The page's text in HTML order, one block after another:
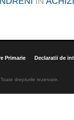
Primarie
Declaratii de
drepturile rezervate.